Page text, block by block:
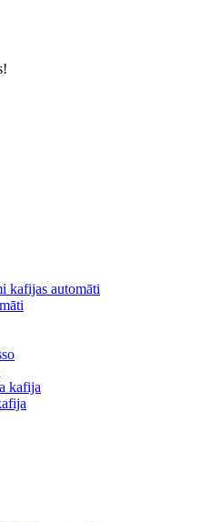
kafijas automāti